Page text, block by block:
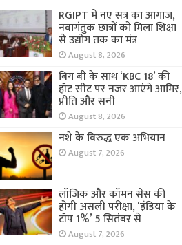
RGIPT में नए सत्र का आगाज,
नवागंतुक छात्रों को मिला शिक्षा
से उद्योग तक का मंत्र
August 8, 2026
बिग बी के साथ ‘KBC 18’ की
हॉट सीट पर नजर आएंगे आमिर,
प्रीति और सनी
August 8, 2026
नशे के विरुद्ध एक अभियान
August 7, 2026
लॉजिक और कॉमन सेंस की
होगी असली परीक्षा, ‘इंडिया के
टॉप 1%’ 5 सितंबर से
August 7, 2026